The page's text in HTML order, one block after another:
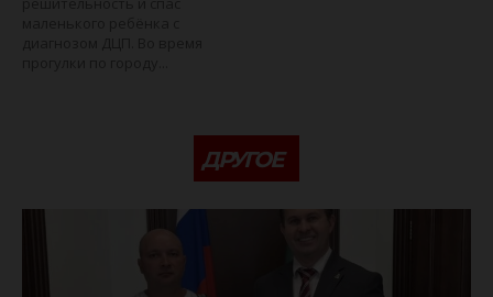
ДРУГОЕ